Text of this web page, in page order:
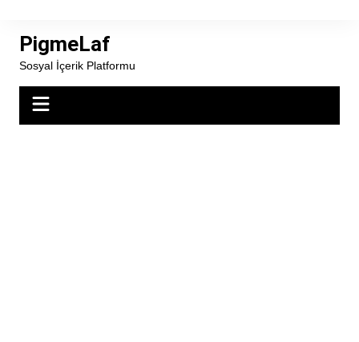
contentPigmeLaf
Sosyal İçerik Platformu